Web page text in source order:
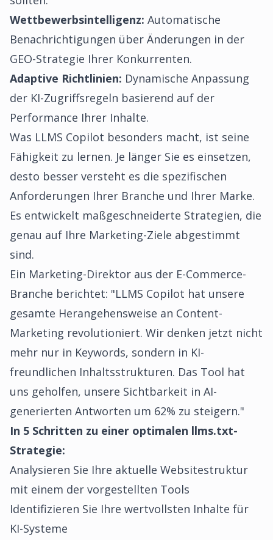
Wettbewerbsintelligenz: Automatische
Benachrichtigungen über Änderungen in der
GEO-Strategie Ihrer Konkurrenten.
Adaptive Richtlinien: Dynamische Anpassung
der KI-Zugriffsregeln basierend auf der
Performance Ihrer Inhalte.
Was LLMS Copilot besonders macht, ist seine
Fähigkeit zu lernen. Je länger Sie es einsetzen,
desto besser versteht es die spezifischen
Anforderungen Ihrer Branche und Ihrer Marke.
Es entwickelt maßgeschneiderte Strategien, die
genau auf Ihre Marketing-Ziele abgestimmt
sind.
Ein Marketing-Direktor aus der E-Commerce-
Branche berichtet: "LLMS Copilot hat unsere
gesamte Herangehensweise an Content-
Marketing revolutioniert. Wir denken jetzt nicht
mehr nur in Keywords, sondern in KI-
freundlichen Inhaltsstrukturen. Das Tool hat
uns geholfen, unsere Sichtbarkeit in AI-
generierten Antworten um 62% zu steigern."
In 5 Schritten zu einer optimalen llms.txt-
Strategie:
Analysieren Sie Ihre aktuelle Websitestruktur
mit einem der vorgestellten Tools
Identifizieren Sie Ihre wertvollsten Inhalte für
KI-Systeme